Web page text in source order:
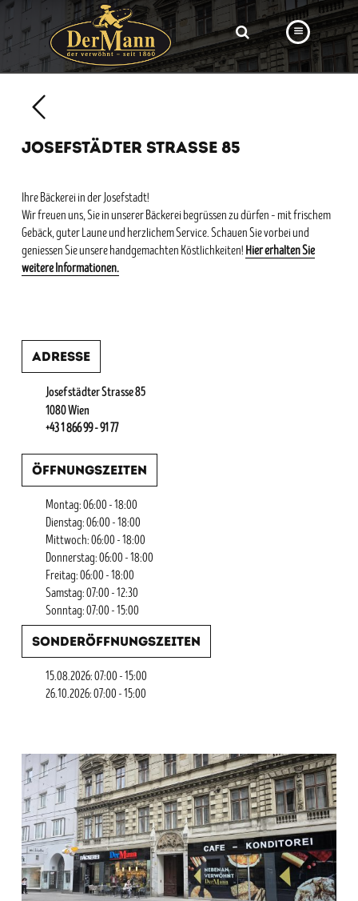
BÄCKEREI
VORBESTELLUNG
NEWS
JOSEFSTÄDTER STRASSE 85
Ihre Bäckerei in der Josefstadt!
Wir freuen uns, Sie in unserer Bäckerei begrüssen zu dürfen – mit frischem
Gebäck, guter Laune und herzlichem Service. Schauen Sie vorbei und
geniessen Sie unsere handgemachten Köstlichkeiten! Hier erhalten Sie
weitere Informationen.
Adresse
Josefstädter Strasse 85
1080 Wien
+43 1 866 99 - 91 77
Öffnungszeiten
Montag: 06:00 - 18:00
Dienstag: 06:00 - 18:00
Mittwoch: 06:00 - 18:00
Donnerstag: 06:00 - 18:00
Freitag: 06:00 - 18:00
Samstag: 07:00 - 12:30
Sonntag: 07:00 - 15:00
Sonderöffnungszeiten
15.08.2026: 07:00 - 15:00
26.10.2026: 07:00 - 15:00